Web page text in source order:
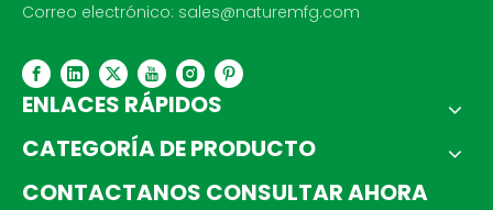
Correo electrónico: sales@naturemfg.com
ENLACES RÁPIDOS
CATEGORÍA DE PRODUCTO
CONTACTANOS CONSULTAR AHORA